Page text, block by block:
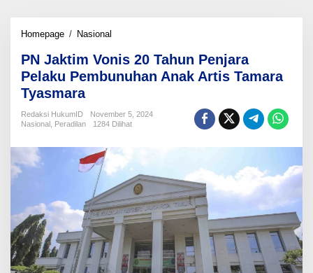
Homepage / Nasional
Vonis
20
Tahun
Pelaku
Pembunuhan
Artis
Tyasmara
PN Jaktim Vonis 20 Tahun Penjara
Pelaku Pembunuhan Anak Artis Tamara
Tyasmara
Redaksi HukumID
November 5, 2024
Nasional Peradilan 1284 Dilihat